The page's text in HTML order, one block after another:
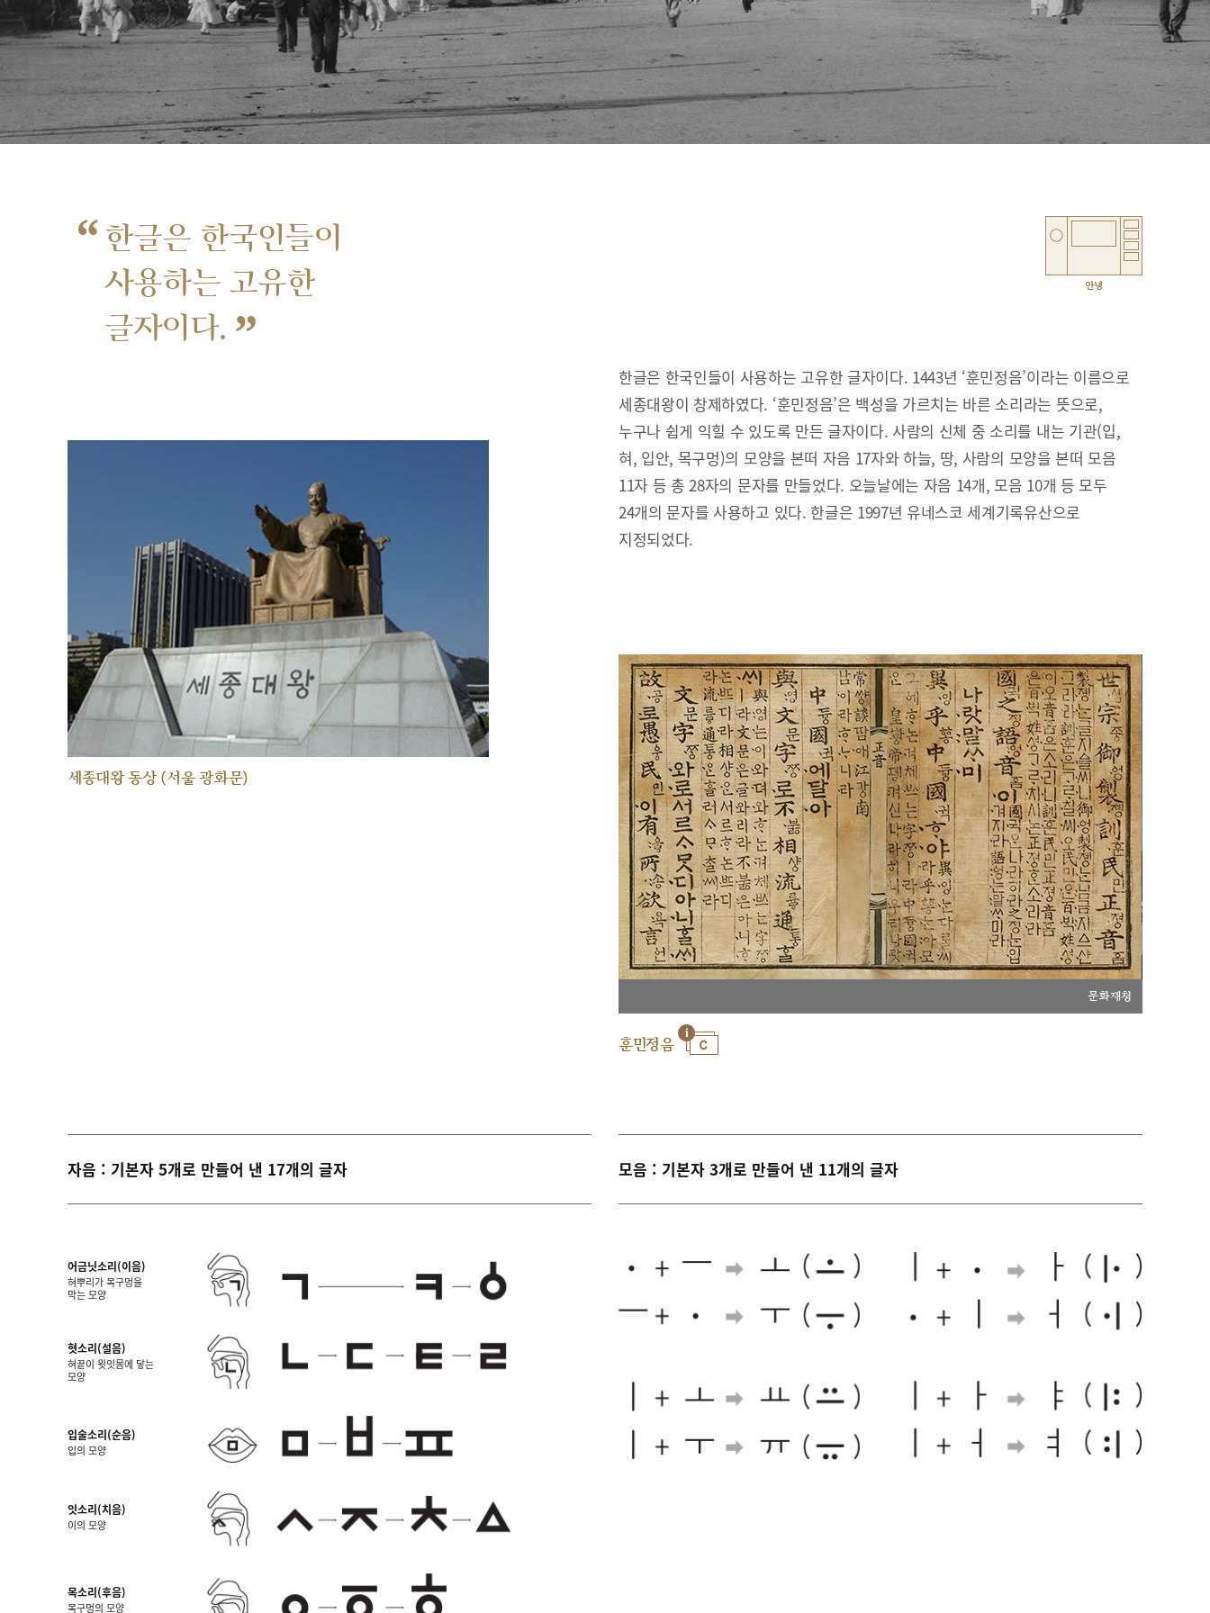
“ 한글은 한국인들이
사용하는 고유한
글자이다. ”
안녕
세종대왕 동상 (서울 광화문)
한글은 한국인들이 사용하는 고유한 글자이다. 1443년 ‘훈민정음’이라는 이름으로
세종대왕이 창제하였다. ‘훈민정음’은 백성을 가르치는 바른 소리라는 뜻으로,
누구나 쉽게 익힐 수 있도록 만든 글자이다. 사람의 신체 중 소리를 내는 기관(입,
혀, 입안, 목구멍)의 모양을 본떠 자음 17자와 하늘, 땅, 사람의 모양을 본떠 모음
11자 등 총 28자의 문자를 만들었다. 오늘날에는 자음 14개, 모음 10개 등 모두
24개의 문자를 사용하고 있다. 한글은 1997년 유네스코 세계기록유산으로
지정되었다.
문화재청
훈민정음
자음 : 기본자 5개로 만들어 낸 17개의 글자
어금닛소리(이음)
혀뿌리가 목구멍을
막는 모양
혓소리(설음)
혀끝이 윗잇몸에 닿는
모양
입술소리(순음)
입의 모양
잇소리(치음)
이의 모양
목소리(후음)
목구멍의 모양
모음 : 기본자 3개로 만들어 낸 11개의 글자